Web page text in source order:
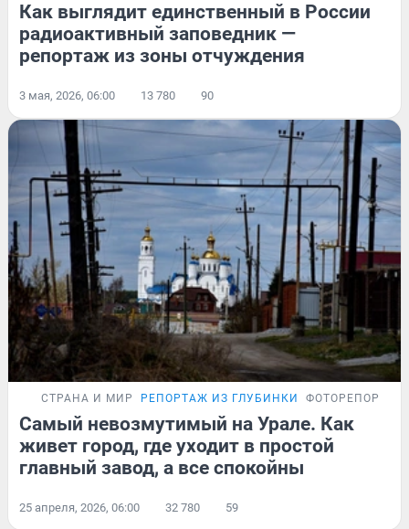
Как выглядит единственный в России
радиоактивный заповедник —
репортаж из зоны отчуждения
3 мая, 2026, 06:00 13 780 90
СТРАНА И МИР РЕПОРТАЖ ИЗ ГЛУБИНКИ ФОТОРЕПОРТАЖ
Самый невозмутимый на Урале. Как
живет город, где уходит в простой
главный завод, а все спокойны
25 апреля, 2026, 06:00 32 780 59